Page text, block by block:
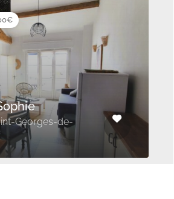
Georges-de-